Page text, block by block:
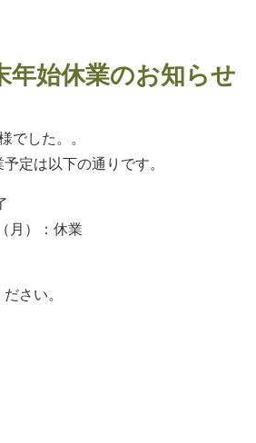
始休業のお知らせ
でした。。
定は以下の通りです。
月）：休業
さい。